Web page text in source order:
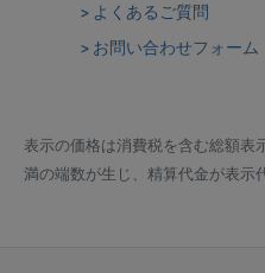
> よくあるご質問
> お問い合わせフォーム
表示の価格は消費税を含む総額表
満の端数が生じ、精算代金が表示